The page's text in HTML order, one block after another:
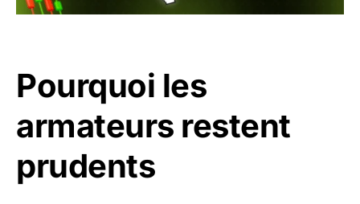
Pourquoi les
armateurs restent
prudents